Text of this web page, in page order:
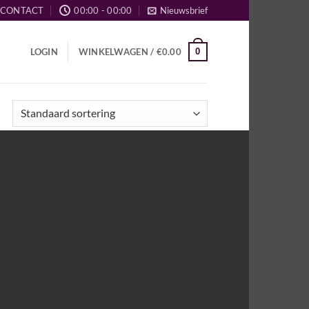
CONTACT 00:00 - 00:00 Nieuwsbrief
LOGIN WINKELWAGEN / €0.00 0